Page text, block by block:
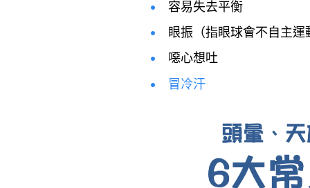
容易失去平衡
眼振（指眼球會不自主運
噁心想吐
冒冷汗